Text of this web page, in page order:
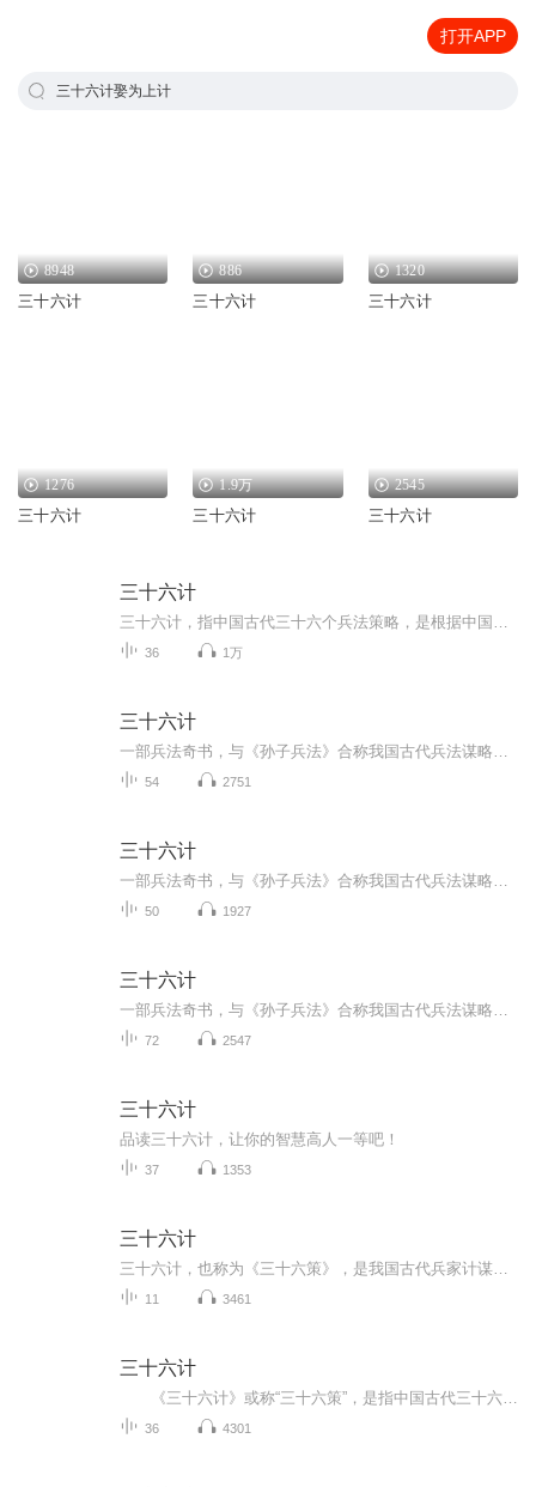
打开APP
三十六计娶为上计
8948
三十六计
886
三十六计
1320
三十六计
1276
三十六计
1.9万
三十六计
2545
三十六计
三十六计
36 1万
三十六计
54 2751
三十六计
50 1927
三十六计
72 2547
三十六计
品读三十六计，让你的智慧高人一等吧！
37 1353
三十六计
11 3461
三十六计
36 4301